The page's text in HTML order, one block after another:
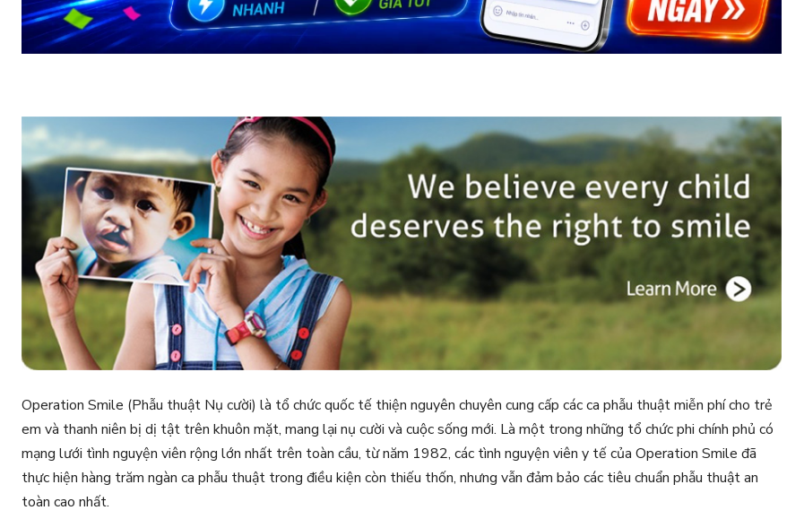
Operation Smile (Phẫu thuật Nụ cười) là tổ chức quốc tế thiện nguyên chuyên cung cấp các ca phẫu thuật miễn phí cho trẻ
em và thanh niên bị dị tật trên khuôn mặt, mang lại nụ cười và cuộc sống mới. Là một trong những tổ chức phi chính phủ có
mạng lưới tình nguyện viên rộng lớn nhất trên toàn cầu, từ năm 1982, các tình nguyện viên y tế của Operation Smile đã
thực hiện hàng trăm ngàn ca phẫu thuật trong điều kiện còn thiếu thốn, nhưng vẫn đảm bảo các tiêu chuẩn phẫu thuật an
toàn cao nhất.